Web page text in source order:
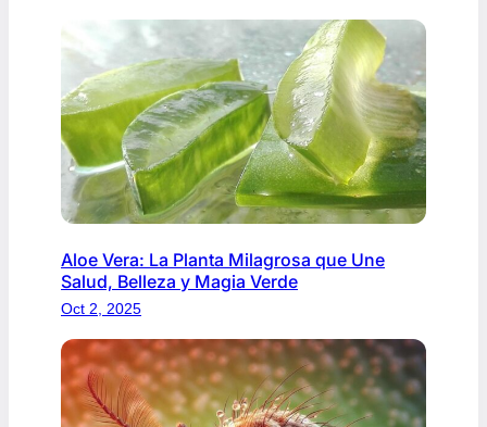
Aloe Vera: La Planta Milagrosa que Une
Salud, Belleza y Magia Verde
Oct 2, 2025